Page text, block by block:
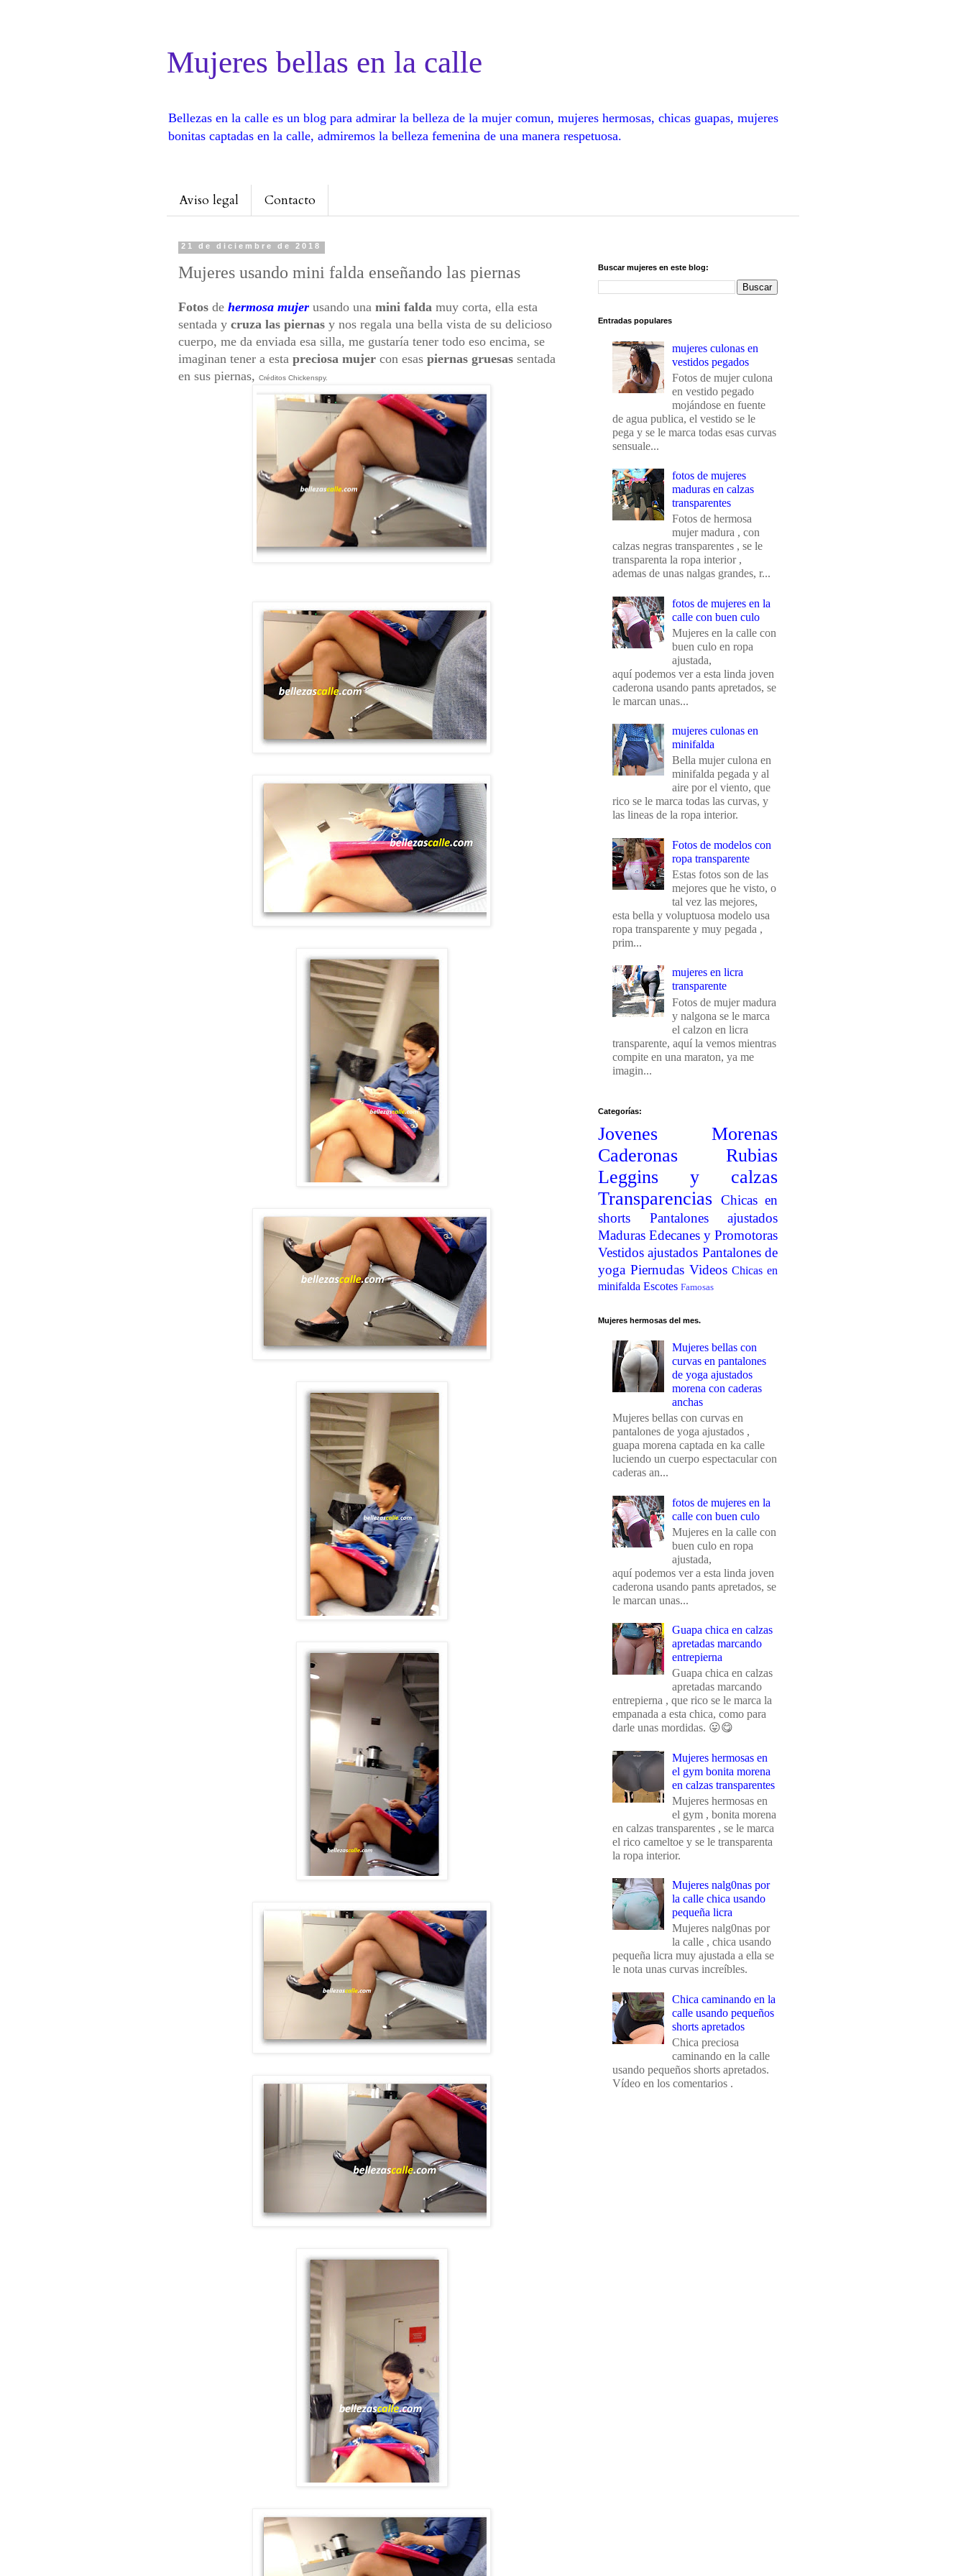
Mujeres bellas en la calle
Bellezas en la calle es un blog para admirar la belleza de la mujer comun, mujeres hermosas, chicas guapas, mujeres
bonitas captadas en la calle, admiremos la belleza femenina de una manera respetuosa.
Aviso legal Contacto
21 de diciembre de 2018
Mujeres usando mini falda enseñando las piernas
Fotos de hermosa mujer usando una mini falda muy corta, ella esta
sentada y cruza las piernas y nos regala una bella vista de su delicioso
cuerpo, me da enviada esa silla, me gustaría tener todo eso encima, se
imaginan tener a esta preciosa mujer con esas piernas gruesas sentada
en sus piernas,
Créditos Chickenspy.
Buscar mujeres en este blog:
Entradas populares
mujeres culonas en
vestidos pegados
Fotos de mujer culona
en vestido pegado
mojándose en fuente
de agua publica, el vestido se le
pega y se le marca todas esas curvas
sensuale...
fotos de mujeres
maduras en calzas
transparentes
Fotos de hermosa
mujer madura , con
calzas negras transparentes , se le
transparenta la ropa interior ,
ademas de unas nalgas grandes, r...
fotos de mujeres en la
calle con buen culo
Mujeres en la calle con
buen culo en ropa
ajustada,
aquí podemos ver a esta linda joven
caderona usando pants apretados, se
le marcan unas...
mujeres culonas en
minifalda
Bella mujer culona en
minifalda pegada y al
aire por el viento, que
rico se le marca todas las curvas, y
las lineas de la ropa interior.
Fotos de modelos con
ropa transparente
Estas fotos son de las
mejores que he visto, o
tal vez las mejores,
esta bella y voluptuosa modelo usa
ropa transparente y muy pegada ,
prim...
mujeres en licra
transparente
Fotos de mujer madura
y nalgona se le marca
el calzon en licra
transparente, aquí la vemos mientras
compite en una maraton, ya me
imagin...
Categorías:
Jovenes
Morenas
Caderonas
Rubias
Leggins y calzas
Transparencias Chicas en
shorts
Pantalones ajustados
Maduras Edecanes y Promotoras
Vestidos ajustados Pantalones de
yoga Piernudas Videos Chicas en
minifalda Escotes Famosas
Mujeres hermosas del mes.
Mujeres bellas con
curvas en pantalones
de yoga ajustados
morena con caderas
anchas
Mujeres bellas con curvas en
pantalones de yoga ajustados ,
guapa morena captada en ka calle
luciendo un cuerpo espectacular con
caderas an...
fotos de mujeres en la
calle con buen culo
Mujeres en la calle con
buen culo en ropa
ajustada,
aquí podemos ver a esta linda joven
caderona usando pants apretados, se
le marcan unas...
Guapa chica en calzas
apretadas marcando
entrepierna
Guapa chica en calzas
apretadas marcando
entrepierna , que rico se le marca la
empanada a esta chica, como para
darle unas mordidas. 😛😋
Mujeres hermosas en
el gym bonita morena
en calzas transparentes
Mujeres hermosas en
el gym , bonita morena
en calzas transparentes , se le marca
el rico cameltoe y se le transparenta
la ropa interior.
Mujeres nalg0nas por
la calle chica usando
pequeña licra
Mujeres nalg0nas por
la calle , chica usando
pequeña licra muy ajustada a ella se
le nota unas curvas increíbles.
Chica caminando en la
calle usando pequeños
shorts apretados
Chica preciosa
caminando en la calle
usando pequeños shorts apretados.
Vídeo en los comentarios .